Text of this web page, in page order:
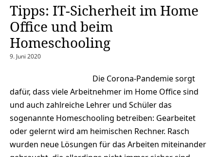
Tipps: IT-Sicherheit im Home
Office und beim
Homeschooling
9. Juni 2020
Die Corona-Pandemie sorgt
dafür, dass viele Arbeitnehmer im Home Office sind
und auch zahlreiche Lehrer und Schüler das
sogenannte Homeschooling betreiben: Gearbeitet
oder gelernt wird am heimischen Rechner. Rasch
wurden neue Lösungen für das Arbeiten miteinander